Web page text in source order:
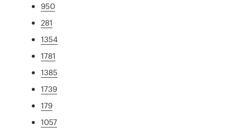
950
281
1354
1781
1385
1739
179
1057